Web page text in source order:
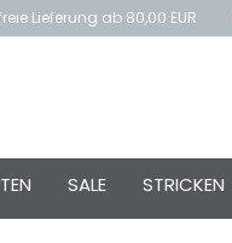
Lieferung ab 80,00 EUR
SALE STRICKEN